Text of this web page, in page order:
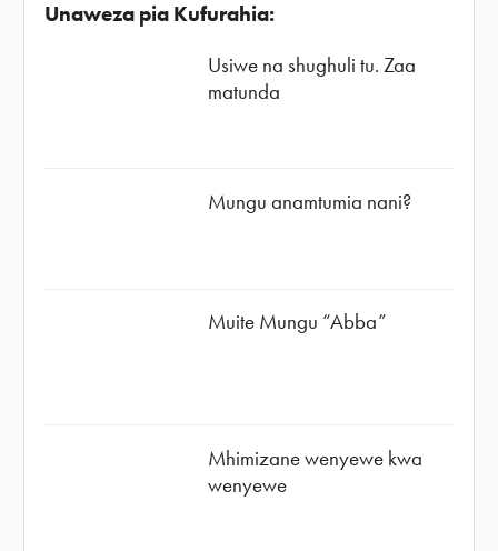
Unaweza pia Kufurahia:
Usiwe na shughuli tu. Zaa
matunda
Mungu anamtumia nani?
Muite Mungu “Abba”
Mhimizane wenyewe kwa
wenyewe